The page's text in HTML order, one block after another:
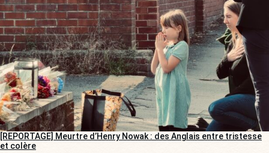
[REPORTAGE] Meurtre d’Henry Nowak : des Anglais entre tristesse
et colère